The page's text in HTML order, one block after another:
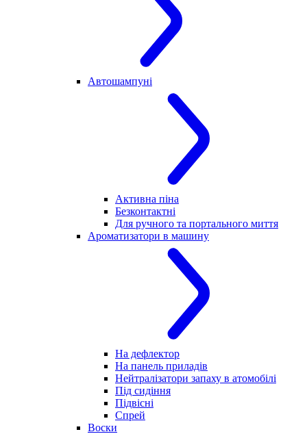
Автошампуні
Активна піна
Безконтактні
Для ручного та портального миття
Ароматизатори в машину
На дефлектор
На панель приладів
Нейтралізатори запаху в атомобілі
Під сидіння
Підвісні
Спрей
Воски